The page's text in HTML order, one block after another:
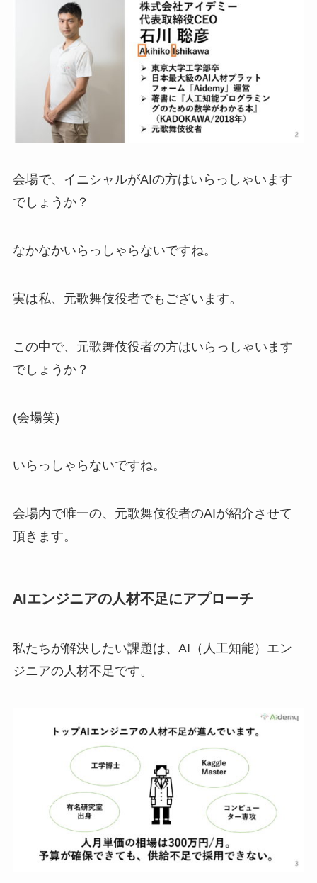
会場で、イニシャルがAIの方はいらっしゃいます
でしょうか？
なかなかいらっしゃらないですね。
実は私、元歌舞伎役者でもございます。
この中で、元歌舞伎役者の方はいらっしゃいます
でしょうか？
(会場笑)
いらっしゃらないですね。
会場内で唯一の、元歌舞伎役者のAIが紹介させて
頂きます。
AIエンジニアの人材不足にアプローチ
私たちが解決したい課題は、AI（人工知能）エン
ジニアの人材不足です。